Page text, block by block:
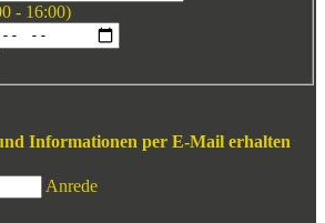
- 16:00)
Informationen per E-Mail erhalten
Anrede